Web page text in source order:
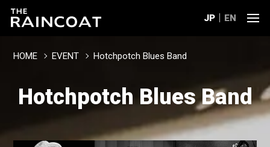
JP EN
HOME EVENT Hotchpotch Blues Band
Hotchpotch Blues Band